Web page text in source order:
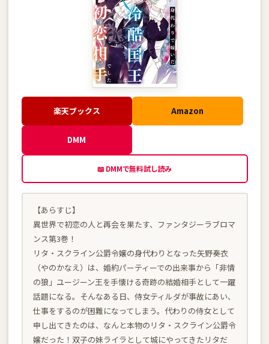
楽天ブックス Amazon
DMM
📖 DMMで無料試し読み
【あらすじ】
異世界で初恋の人と再会を果たす、ファンタジーラブロマ
ンス第3巻！
リタ・スクライン公爵令嬢の身代わりとなった矢野奏衣
（やのかなえ）は、婚約パーティーでの出来事から「非情
の狼」ユージーン王を手懐ける奇跡の結婚相手として一躍
話題になる。そんなある日、侍女ティルダが事故にあい、
仕事をするのが困難になってしまう。代わりの侍女として
申し出てきたのは、なんと本物のリタ・スクライン公爵令
嬢だった！双子の妹ライラとして城にやってきたリタだ